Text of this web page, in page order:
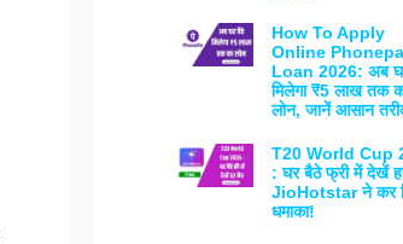
How To Apply
Online
Loan 2026: अब
मिलेगा ₹5 लाख तक
लोन, जानें आसान
T20 World Cup
: घर बैठे फ्री में देखें
JioHotstar ने कर
धमाका!